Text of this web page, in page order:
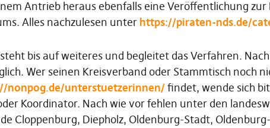
Antrieb heraus ebenfalls eine Veröffentlichung zur
Alles nachzulesen unter https://piraten-nds.de/
bis auf weiteres und begleitet das Verfahren.
Wer seinen Kreisverband oder Stammtisch noch
nonpog.de/unterstuetzerinnen/findet, wende sich
Koordinator. Nach wie vor fehlen unter den
Cloppenburg, Diepholz, Oldenburg-Stadt,